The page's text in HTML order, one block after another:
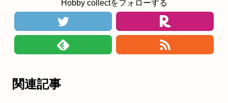
Hobby collectをフォローする
関連記事